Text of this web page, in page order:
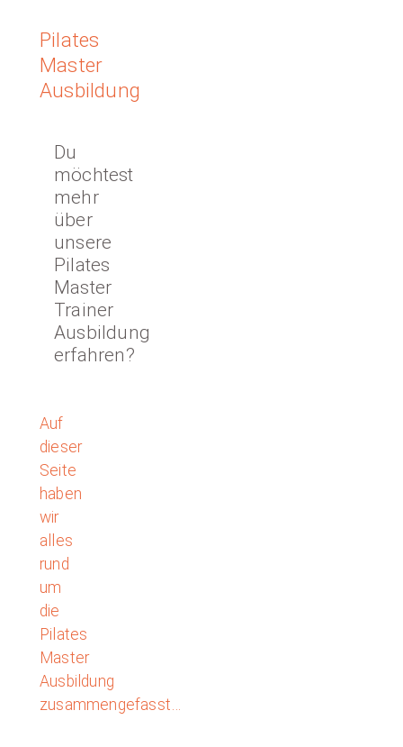
Pilates
Master
Ausbildung
Du
möchtest
mehr
über
unsere
Pilates
Master
Trainer
Ausbildung
erfahren?
Auf
dieser
Seite
haben
wir
alles
rund
um
die
Pilates
Master
Ausbildung
zusammengefasst…